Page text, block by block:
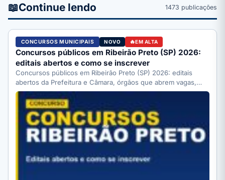
📖Continue lendo 1473 publicações
CONCURSOS MUNICIPAIS NOVO EM ALTA
Concursos públicos em Ribeirão Preto (SP) 2026:
editais abertos e como se inscrever
Concursos públicos em Ribeirão Preto (SP) 2026: editais
abertos da Prefeitura e Câmara, órgãos que abrem vagas,
como…